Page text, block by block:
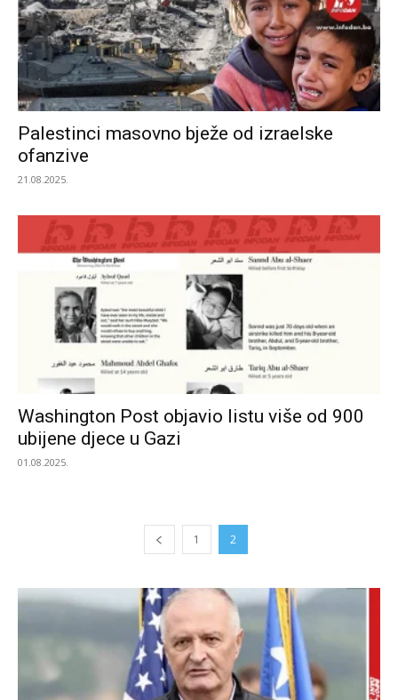
Palestinci masovno bježe od izraelske
ofanzive
21.08.2025.
Washington Post objavio listu više od 900
ubijene djece u Gazi
01.08.2025.
1 2